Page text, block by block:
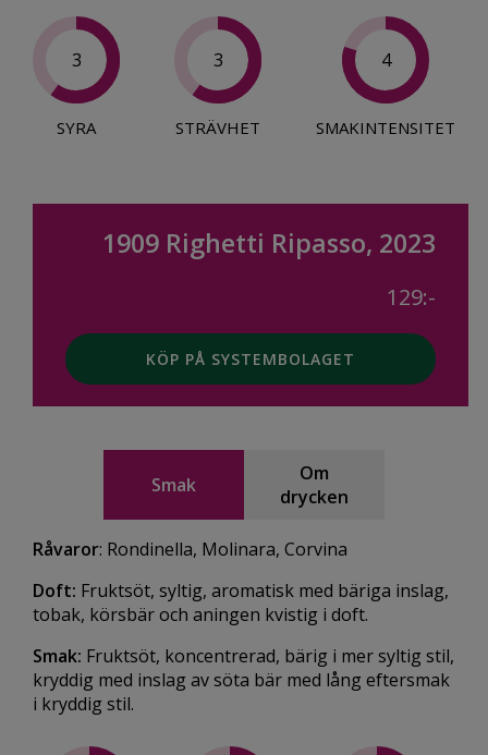
3
SYRA
3
STRÄVHET
4
SMAKINTENSITET
1909 Righetti Ripasso, 2023
129:-
KÖP PÅ SYSTEMBOLAGET
Smak
Om
drycken
Råvaror: Rondinella, Molinara, Corvina
Doft: Fruktsöt, syltig, aromatisk med bäriga inslag,
tobak, körsbär och aningen kvistig i doft.
Smak: Fruktsöt, koncentrerad, bärig i mer syltig stil,
kryddig med inslag av söta bär med lång eftersmak
i kryddig stil.